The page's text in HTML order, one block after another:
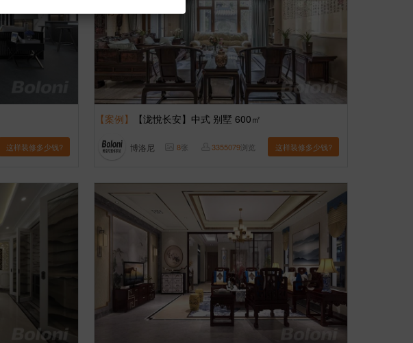
这样装修多少钱?
【案例】 【泷悅长安】中式 别墅 600㎡
博洛尼 8张 3355079浏览 这样装修多少钱?